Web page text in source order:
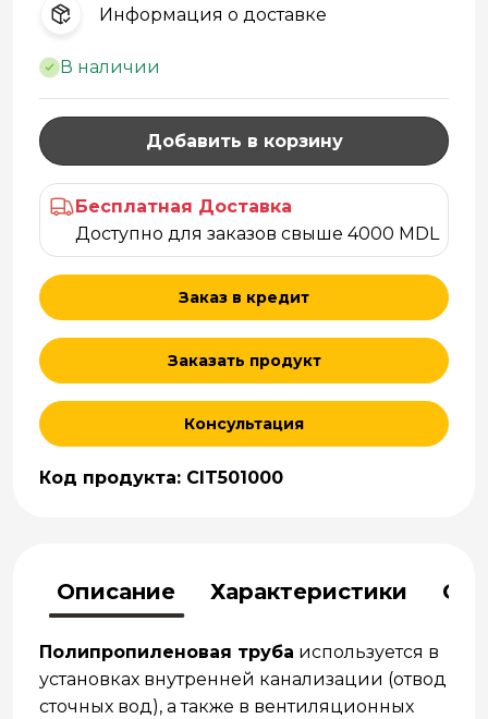
Информация о доставке
В наличии
Добавить в корзину
Бесплатная Доставка
Доступно для заказов свыше 4000 MDL
Заказ в кредит
Заказать продукт
Консультация
Код продукта: CIT501000
Описание Характеристики
Полипропиленовая труба используется в
установках внутренней канализации (отвод
сточных вод), а также в вентиляционных